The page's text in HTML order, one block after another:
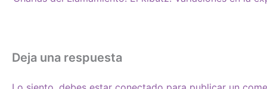
Deja una respuesta